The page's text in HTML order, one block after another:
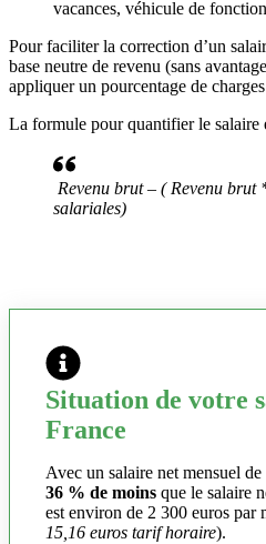
vacances, véhicule de
Pour faciliter la correction d’un
base neutre de revenu (sans
appliquer un pourcentage de
La formule pour quantifier le salaire
Revenu brut – ( Revenu brut
salariales)
Situation de votre
France
Avec un salaire net mensuel
36 % de moins que le salaire
est environ de 2 300 euros par
15,16 euros tarif horaire).